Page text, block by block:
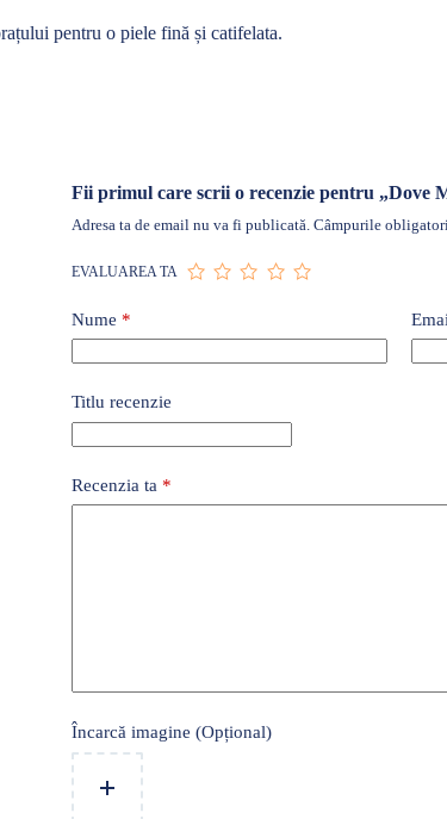
pentru o piele fină și catifelata.
Fii primul care scrii o recenzie pentru „Dove
Adresa ta de email nu va fi publicată. Câmpurile
EVALUAREA TA
Nume *
Titlu recenzie
Recenzia ta *
Încarcă imagine (Opțional)